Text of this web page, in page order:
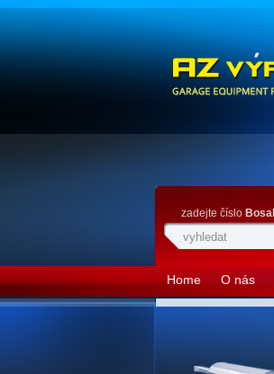
Home O nás
zadejte číslo Bosal